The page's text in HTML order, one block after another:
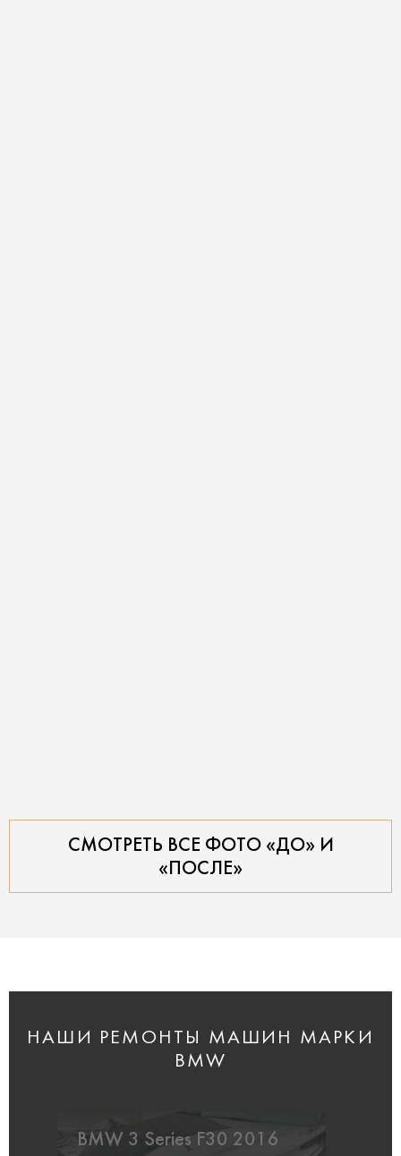
СМОТРЕТЬ ВСЕ ФОТО «ДО» И
«ПОСЛЕ»
НАШИ РЕМОНТЫ МАШИН МАРКИ
BMW
BMW 3 Series F30 2016